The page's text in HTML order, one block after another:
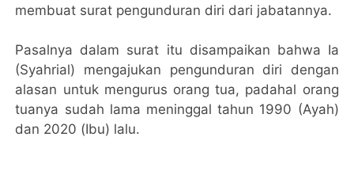
membuat surat pengunduran diri dari jabatannya.
Pasalnya dalam surat itu disampaikan bahwa Ia
(Syahrial) mengajukan pengunduran diri dengan
alasan untuk mengurus orang tua, padahal orang
tuanya sudah lama meninggal tahun 1990 (Ayah)
dan 2020 (Ibu) lalu.